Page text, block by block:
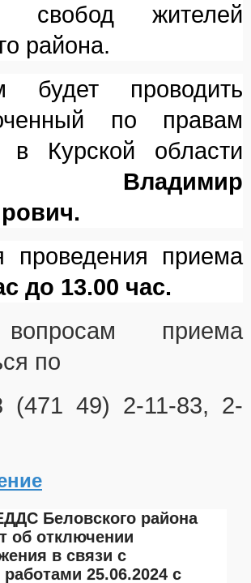
жителей
района.
будет проводить
по правам
в Курской области
Владимир
проведения приема
до 13.00 час.
приема
по
(471 49) 2-11-83, 2-
Беловского района
об отключении
в связи с
25.06.2024 с